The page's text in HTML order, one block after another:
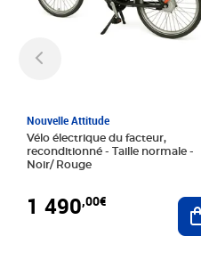
Nouvelle Attitude
Vélo électrique du facteur,
reconditionné - Taille normale -
Noir/ Rouge
1 490,00€